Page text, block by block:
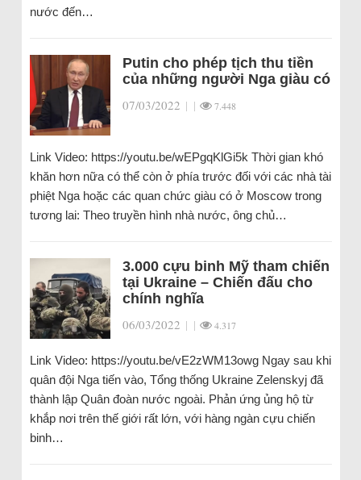
nước đến…
Putin cho phép tịch thu tiền
của những người Nga giàu có
07/03/2022 | | 7.448
Link Video: https://youtu.be/wEPgqKlGi5k Thời gian khó
khăn hơn nữa có thể còn ở phía trước đối với các nhà tài
phiệt Nga hoặc các quan chức giàu có ở Moscow trong
tương lai: Theo truyền hình nhà nước, ông chủ…
3.000 cựu binh Mỹ tham chiến
tại Ukraine – Chiến đấu cho
chính nghĩa
06/03/2022 | | 4.317
Link Video: https://youtu.be/vE2zWM13owg Ngay sau khi
quân đội Nga tiến vào, Tổng thống Ukraine Zelenskyj đã
thành lập Quân đoàn nước ngoài. Phản ứng ủng hộ từ
khắp nơi trên thế giới rất lớn, với hàng ngàn cựu chiến
binh…